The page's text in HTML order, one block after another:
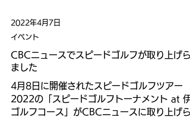
2022年4月7日
イベント
CBCニュースでスピードゴルフが取り上げら
ました
4月8日に開催されたスピードゴルフツアー
2022の「スピードゴルフトーナメント at 伊
ゴルフコース」がCBCニュースに取り上げら